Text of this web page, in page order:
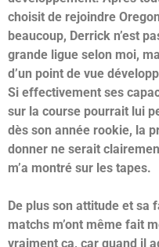
choisit de rejoindre
beaucoup, Derrick n’est
grande ligue selon moi,
d’un point de vue
Si effectivement ses
sur la course pourrait lui
dès son année rookie, la
donner ne serait
m’a montré sur les tapes.
De plus son attitude et sa
matchs m’ont même fait
vraiment ça, car quand il